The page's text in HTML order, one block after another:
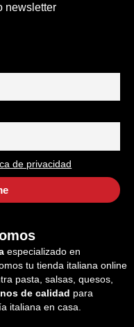
newsletter
de privacidad
especializado en
tu tienda italiana online
pasta, salsas, quesos,
de calidad para
italiana en casa.